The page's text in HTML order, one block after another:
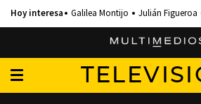
Galilea Montijo Julián Figueroa